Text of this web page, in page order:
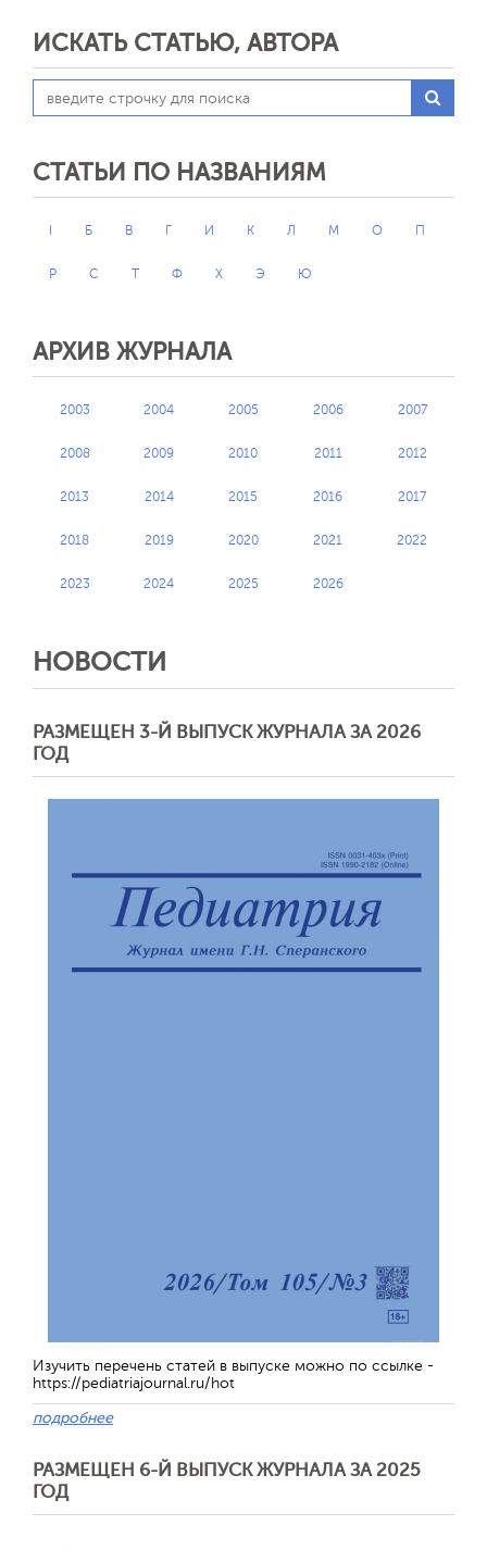
ИСКАТЬ СТАТЬЮ, АВТОРА
СТАТЬИ ПО НАЗВАНИЯМ
Б В Г И К Л М О П
Р С Т Ф Х Э Ю
АРХИВ ЖУРНАЛА
2003 2004 2005 2006 2007
2008 2009 2010 2011 2012
2013 2014 2015 2016 2017
2018 2019 2020 2021 2022
2023 2024 2025 2026
НОВОСТИ
РАЗМЕЩЕН 3-Й ВЫПУСК ЖУРНАЛА ЗА 2026
ГОД
Изучить перечень статей в выпуске можно по ссылке -
https://pediatriajournal.ru/hot
подробнее
РАЗМЕЩЕН 6-Й ВЫПУСК ЖУРНАЛА ЗА 2025
ГОД